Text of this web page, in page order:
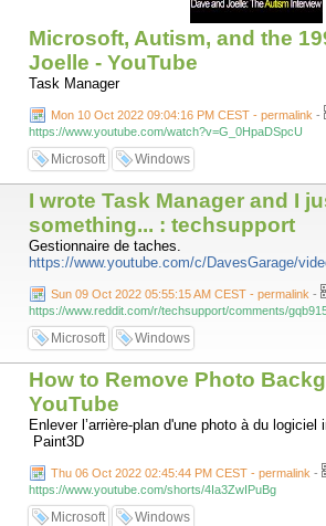
Microsoft, Autism, and the
Joelle - YouTube
Task Manager
Mon 10 Oct 2022 09:04:16 PM CEST - permalink -
https://www.youtube.com/watch?v=G_0HpaDSpcU
Microsoft Windows
I wrote Task Manager and I
something... : techsupport
Gestionnaire de taches.
https://www.youtube.com/c/DavesGarage/
Sun 09 Oct 2022 05:55:15 AM CEST - permalink -
https://www.reddit.com/r/techsupport/comments/
Microsoft Windows
How to Remove Photo
YouTube
Enlever l’arrière-plan d'une photo à du logiciel
Paint3D
Thu 06 Oct 2022 02:45:44 PM CEST - permalink -
https://www.youtube.com/shorts/4Ia3ZwIPuBg
Microsoft Windows